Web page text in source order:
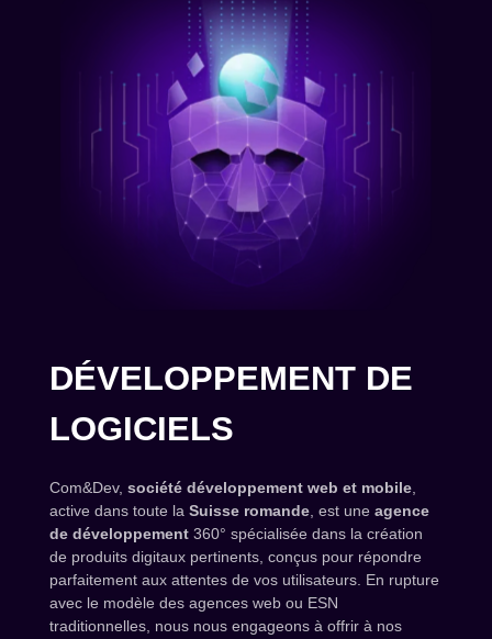
DÉVELOPPEMENT DE
LOGICIELS
Com&Dev, société développement web et mobile,
active dans toute la Suisse romande, est une agence
de développement360° spécialisée dans la création
de produits digitaux pertinents, conçus pour répondre
parfaitement aux attentes de vos utilisateurs. En rupture
avec le modèle des agences web ou ESN
traditionnelles, nous nous engageons à offrir à nos